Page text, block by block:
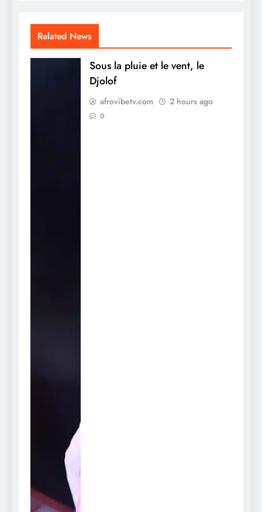
Related News
Sous la pluie et le vent, le
Djolof
afrovibetv.com 2 hours ago
0